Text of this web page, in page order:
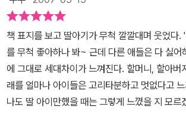
늘 오지 말라고 하시면서도 내려간다고 하면 언
서 기다리는 부모님, 남은 세월 이나마 효도를 다
은 단편이기에 아이들이 읽기에 더 부담도 없을
들의 시각으로 그들이 쓰는 언어를 사용하여 친
이들에게 무척 유익하고 좋은 동화책인 것 같습
의 가슴 따뜻한 동화, 『태진아 팬 클럽 회장님』!
동, 노인 공경심까지 덤으로 줄 수 있는 이런 좋
을 열고 비가 오는 날씨에 자식들을 위해 수제비
로운 할머니가 꼭 우리 어머니 같이 느껴진다. 말
지만 얼마나 자식이 오는 걸 기다리고 계실런지
잘 계신지 전화부터 걸어야겠다.
이런저런 일에 참견을 하는 것으로 쓸쓸함을 이
동네 아이들은 그 할아버지를 버럭 할배가 부른
히 사귄 동네 꼬마를 집으로 초대하고는, 그 꼬마
생각에 너무나 행복해 한다. 표제가 된 ‘태진아
에 뒤늦게 그동안 못했던 일을 하고 사는 할머니
서 살림하면서 할아버지에게 억눌려 살던 할머
삶을 살겠다고 선언을 하고서는 가수 태진아의
책 표지를 보고 딸아기가 무척 깔깔대며 웃었다. '할머
를 무척 좋아하나 봐~ 근데 다른 애들은 다 싫어
에 그대로 세대차이가 느껴진다. 할머니, 할아버
래를 얼마나 아이들은 고리타분하고 멋없다고
나도 딸 아이만했을 때는 그렇게 느꼈을 지 모르